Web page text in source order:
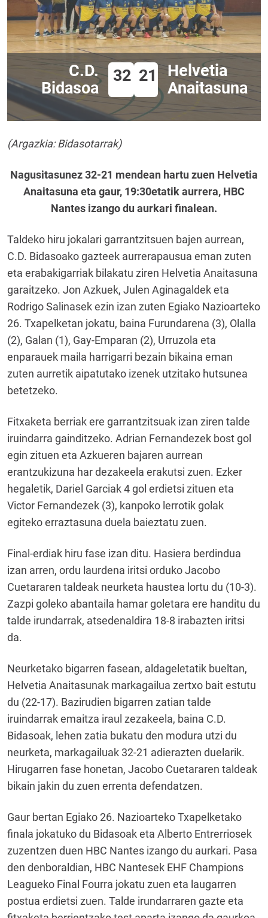
C.D.
Bidasoa
32 21
Helvetia
Anaitasuna
(Argazkia: Bidasotarrak)
Nagusitasunez 32-21 mendean hartu zuen Helvetia
Anaitasuna eta gaur, 19:30etatik aurrera, HBC
Nantes izango du aurkari finalean.
Taldeko hiru jokalari garrantzitsuen bajen aurrean,
C.D. Bidasoako gazteek aurrerapausua eman zuten
eta erabakigarriak bilakatu ziren Helvetia Anaitasuna
garaitzeko. Jon Azkuek, Julen Aginagaldek eta
Rodrigo Salinasek ezin izan zuten Egiako Nazioarteko
26. Txapelketan jokatu, baina Furundarena (3), Olalla
(2), Galan (1), Gay-Emparan (2), Urruzola eta
enparauek maila harrigarri bezain bikaina eman
zuten aurretik aipatutako izenek utzitako hutsunea
betetzeko.
Fitxaketa berriak ere garrantzitsuak izan ziren talde
iruindarra gainditzeko. Adrian Fernandezek bost gol
egin zituen eta Azkueren bajaren aurrean
erantzukizuna har dezakeela erakutsi zuen. Ezker
hegaletik, Dariel Garciak 4 gol erdietsi zituen eta
Victor Fernandezek (3), kanpoko lerrotik golak
egiteko erraztasuna duela baieztatu zuen.
Final-erdiak hiru fase izan ditu. Hasiera berdindua
izan arren, ordu laurdena iritsi orduko Jacobo
Cuetararen taldeak neurketa haustea lortu du (10-3).
Zazpi goleko abantaila hamar goletara ere handitu du
talde irundarrak, atsedenaldira 18-8 irabazten iritsi
da.
Neurketako bigarren fasean, aldageletatik bueltan,
Helvetia Anaitasunak markagailua zertxo bait estutu
du (22-17). Bazirudien bigarren zatian talde
iruindarrak emaitza iraul zezakeela, baina C.D.
Bidasoak, lehen zatia bukatu den modura utzi du
neurketa, markagailuak 32-21 adierazten duelarik.
Hirugarren fase honetan, Jacobo Cuetararen taldeak
bikain jakin du zuen errenta defendatzen.
Gaur bertan Egiako 26. Nazioarteko Txapelketako
finala jokatuko du Bidasoak eta Alberto Entrerriosek
zuzentzen duen HBC Nantes izango du aurkari. Pasa
den denboraldian, HBC Nantesek EHF Champions
Leagueko Final Fourra jokatu zuen eta laugarren
postua erdietsi zuen. Talde irundarraren gazte eta